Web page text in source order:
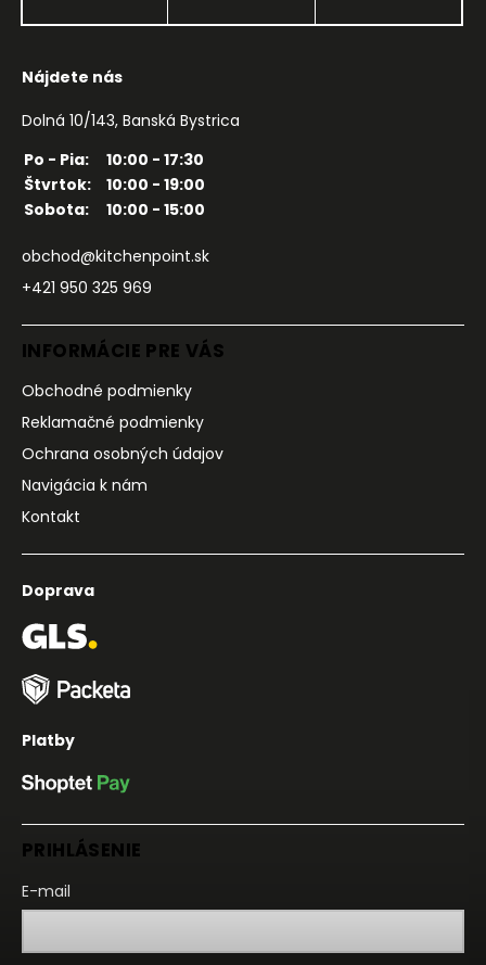
Nájdete nás
Dolná 10/143, Banská Bystrica
Po - Pia:
10:00 - 17:30
Štvrtok:
10:00 - 19:00
Sobota:
10:00 - 15:00
obchod@kitchenpoint.sk
+421 950 325 969
INFORMÁCIE PRE VÁS
Obchodné podmienky
Reklamačné podmienky
Ochrana osobných údajov
Navigácia k nám
Kontakt
Doprava
Platby
PRIHLÁSENIE
E-mail